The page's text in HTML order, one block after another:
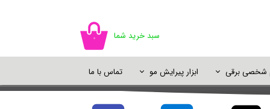
۰ سبد خرید شما
خوشبو کننده
اسپری مو
ژل شستشو
سایه چشم
اسپری رنگ مو
شخصی برقی ابزار پیرایش مو تماس با ما